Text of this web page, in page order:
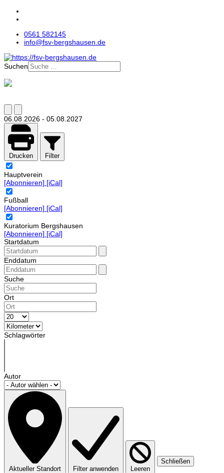
0561 582145
info@fsv-bergshausen.de
Suchen
06.08.2026 - 05.08.2027
Drucken Filter
Hauptverein
[Abonnieren] [iCal]
Fußball
[Abonnieren] [iCal]
Kuratorium Bergshausen
[Abonnieren] [iCal]
Startdatum
Enddatum
Suche
Ort
Schlagwörter
Autor
Aktueller Standort Filter anwenden Leeren
Schließen